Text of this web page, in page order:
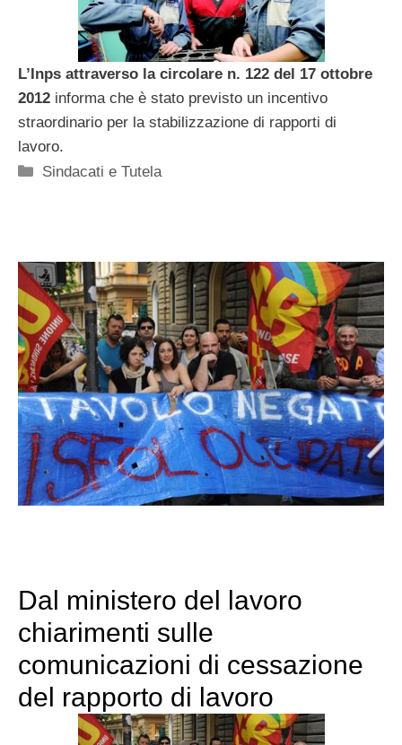
L’Inps attraverso la circolare n. 122 del 17 ottobre
2012 informa che è stato previsto un incentivo
straordinario per la stabilizzazione di rapporti di
lavoro.
Categorie
Sindacati e Tutela
Dal ministero del lavoro
chiarimenti sulle
comunicazioni di cessazione
del rapporto di lavoro